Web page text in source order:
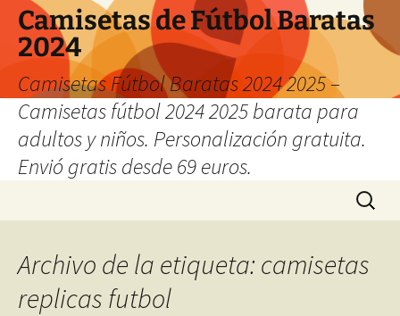
Camisetas de Fútbol Baratas
2024
Camisetas Fútbol Baratas 2024 2025 –
Camisetas fútbol 2024 2025 barata para
adultos y niños. Personalización gratuita.
Envió gratis desde 69 euros.
Buscar:
Archivo de la etiqueta: camisetas
replicas futbol